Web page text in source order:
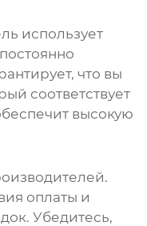
использует
что вы
соответствует
высокую
оплаты и
Убедитесь,